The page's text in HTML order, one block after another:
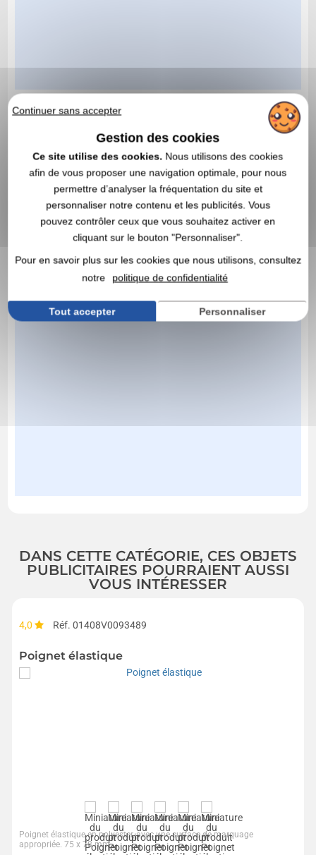
DANS CETTE CATÉGORIE, CES OBJETS
PUBLICITAIRES POURRAIENT AUSSI
VOUS INTÉRESSER
4,0 Réf. 01408V0093489
Poignet élastique
Poignet élastique en polyester, avec une surface de marquage
appropriée. 75 x 78 mm
Continuer sans accepter
Gestion des cookies
Ce site utilise des cookies. Nous utilisons des cookies
afin de vous proposer une navigation optimale, pour nous
permettre d’analyser la fréquentation du site et
personnaliser notre contenu et les publicités. Vous
pouvez contrôler ceux que vous souhaitez activer en
cliquant sur le bouton "Personnaliser".
Pour en savoir plus sur les cookies que nous utilisons, consultez
notre
politique de confidentialité
Tout accepter Personnaliser